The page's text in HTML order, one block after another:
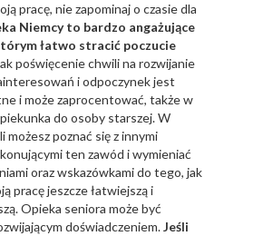
pracę, nie zapominaj o czasie dla
Niemcy to bardzo angażujące
łatwo stracić poczucie
poświęcenie chwili na rozwijanie
i odpoczynek jest
i może zaprocentować, także w
do osoby starszej. W
możesz poznać się z innymi
ten zawód i wymieniać
oraz wskazówkami do tego, jak
pracę jeszcze łatwiejszą i
Opieka seniora może być
doświadczeniem.Jeśli